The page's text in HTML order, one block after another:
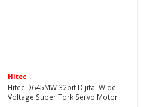
Hitec
Hitec D645MW 32bit Dijital Wide
Voltage Super Tork Servo Motor